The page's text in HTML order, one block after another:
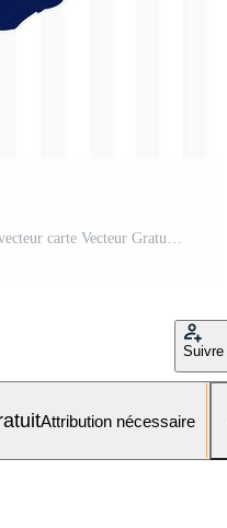
plat Facile république de le Congo vecteur carte Vecteur Gratuit et SVG Gratuit
Suivre
Attribution nécessaire